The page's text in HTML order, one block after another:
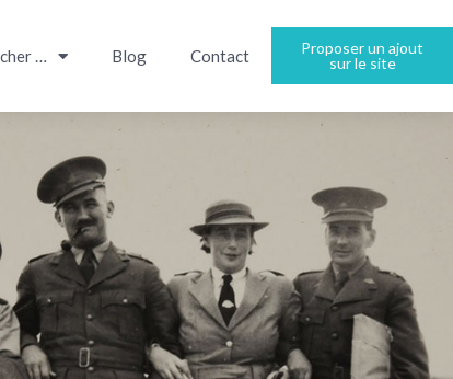
… Blog Contact
Proposer un ajout
sur le site